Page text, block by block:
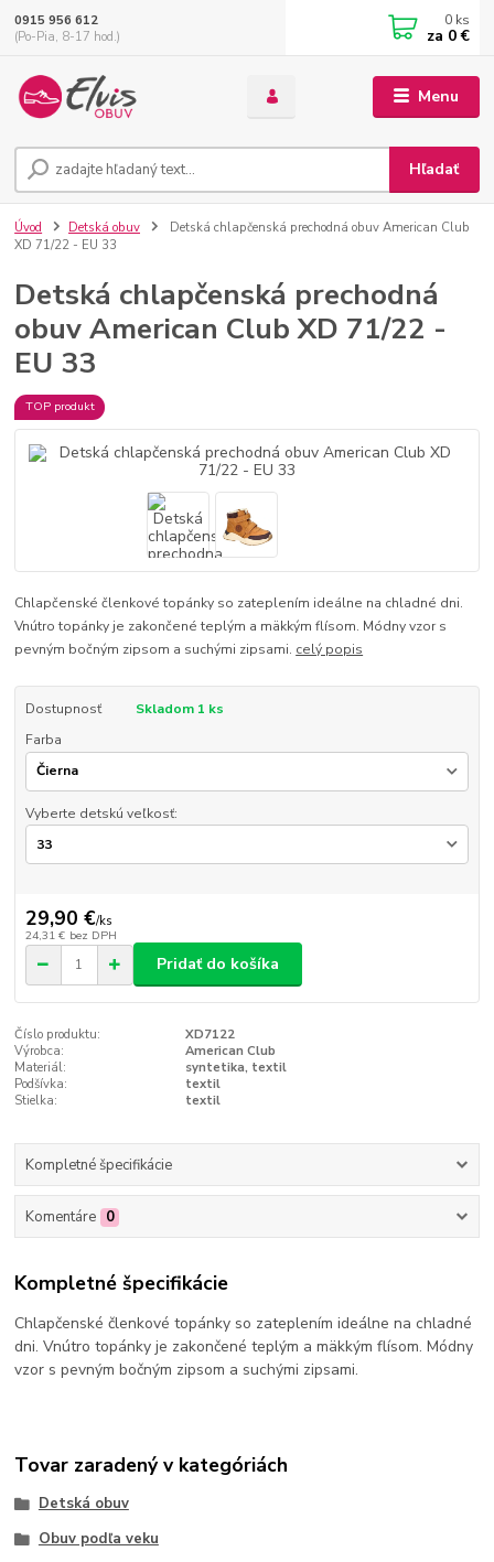
Menu
Hľadať
0915 956 612
(Po-Pia, 8-17 hod.)
0 ks
za 0 €
Úvod Detská obuv
Detská chlapčenská prechodná obuv American Club
XD 71/22 - EU 33
Detská chlapčenská prechodná
obuv American Club XD 71/22 -
EU 33
TOP produkt
Chlapčenské členkové topánky so zateplením ideálne na chladné dni.
Vnútro topánky je zakončené teplým a mäkkým flísom. Módny vzor s
pevným bočným zipsom a suchými zipsami. celý popis
Dostupnosť
Skladom 1 ks
Farba
Vyberte detskú veľkosť:
29,90 €/ks
24,31 € bez DPH
Pridať do košíka
Číslo produktu:
XD7122
Výrobca:
American Club
Materiál:
syntetika, textil
Podšívka:
textil
Stielka:
textil
Kompletné špecifikácie
Komentáre 0
Kompletné špecifikácie
Chlapčenské členkové topánky so zateplením ideálne na chladné
dni. Vnútro topánky je zakončené teplým a mäkkým flísom. Módny
vzor s pevným bočným zipsom a suchými zipsami.
Tovar zaradený v kategóriách
Detská obuv
Obuv podľa veku